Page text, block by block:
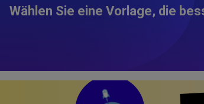
Wählen Sie eine Vorlage, die